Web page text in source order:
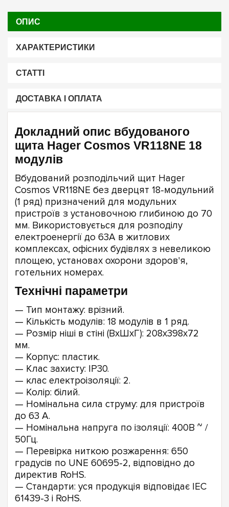
ОПИС
ХАРАКТЕРИСТИКИ
СТАТТІ
ДОСТАВКА І ОПЛАТА
Докладний опис вбудованого
щита Hager Cosmos VR118NE 18
модулів
Вбудований розподільчий щит Hager
Cosmos VR118NE без дверцят 18-модульний
(1 ряд) призначений для модульних
пристроїв з установочною глибиною до 70
мм. Використовується для розподілу
електроенергії до 63А в житлових
комплексах, офісних будівлях з невеликою
площею, установах охорони здоров'я,
готельних номерах.
Технічні параметри
— Тип монтажу: врізний.
— Кількість модулів: 18 модулів в 1 ряд.
— Розмір ніші в стіні (ВxШxГ): 208x398x72
мм.
— Корпус: пластик.
— Клас захисту: IP30.
— клас електроізоляції: 2.
— Колір: білий.
— Номінальна сила струму: для пристроїв
до 63 А.
— Номінальна напруга по ізоляції: 400В ~ /
50Гц.
— Перевірка ниткою розжарення: 650
градусів по UNE 60695-2, відповідно до
директив RoHS.
— Стандарти: уся продукція відповідає IEC
61439-3 і RoHS.